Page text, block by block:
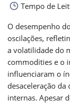
Tempo de
O desempenho
oscilações,
a volatilidade do
commodities e o
influenciaram o
desaceleração
internas. Apesar